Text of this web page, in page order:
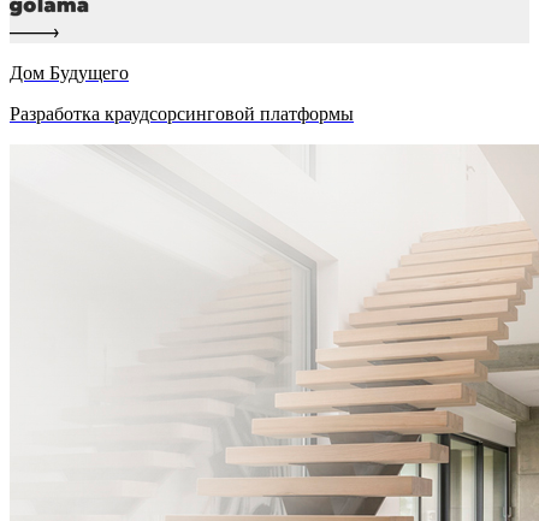
Дом Будущего
Разработка краудсорсинговой платформы